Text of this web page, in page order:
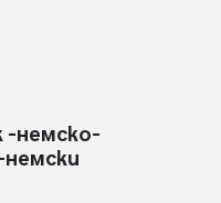
-немско-
немски